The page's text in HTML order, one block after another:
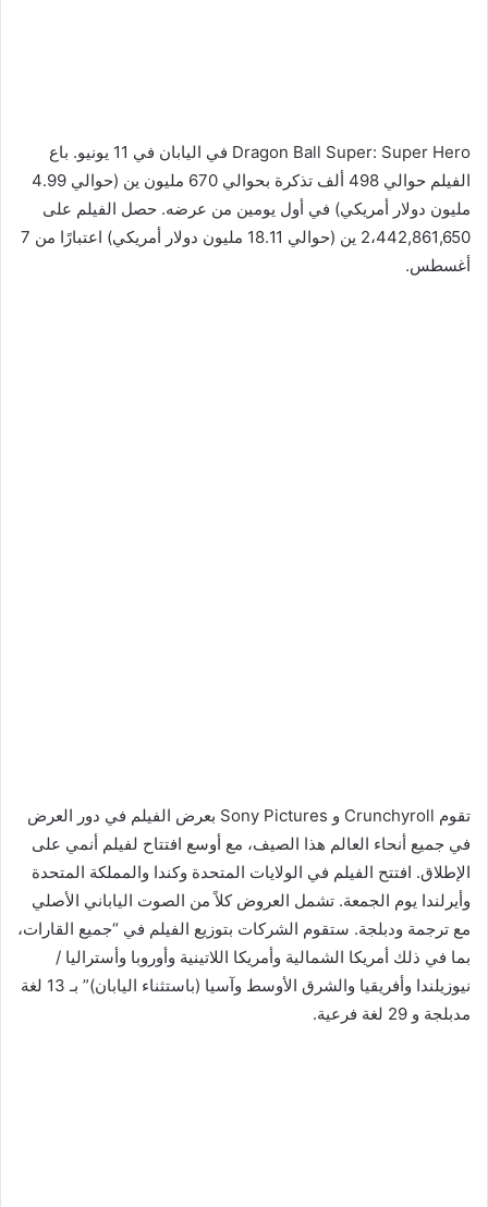
Dragon Ball Super: Super Hero في اليابان في 11 يونيو. باع
الفيلم حوالي 498 ألف تذكرة بحوالي 670 مليون ين (حوالي 4.99
مليون دولار أمريكي) في أول يومين من عرضه. حصل الفيلم على
2،442,861,650 ين (حوالي 18.11 مليون دولار أمريكي) اعتبارًا من 7
أغسطس.
تقوم Crunchyroll و Sony Pictures بعرض الفيلم في دور العرض
في جميع أنحاء العالم هذا الصيف، مع أوسع افتتاح لفيلم أنمي على
الإطلاق. افتتح الفيلم في الولايات المتحدة وكندا والمملكة المتحدة
وأيرلندا يوم الجمعة. تشمل العروض كلاً من الصوت الياباني الأصلي
مع ترجمة ودبلجة. ستقوم الشركات بتوزيع الفيلم في “جميع القارات،
بما في ذلك أمريكا الشمالية وأمريكا اللاتينية وأوروبا وأستراليا /
نيوزيلندا وأفريقيا والشرق الأوسط وآسيا (باستثناء اليابان)” بـ 13 لغة
مدبلجة و 29 لغة فرعية.